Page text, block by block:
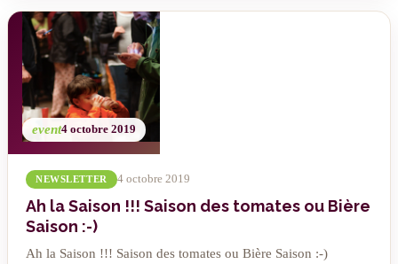
event4 octobre 2019
NEWSLETTER 4 octobre 2019
Ah la Saison !!! Saison des tomates ou Bière
Saison :-)
Ah la Saison !!! Saison des tomates ou Bière Saison :-)